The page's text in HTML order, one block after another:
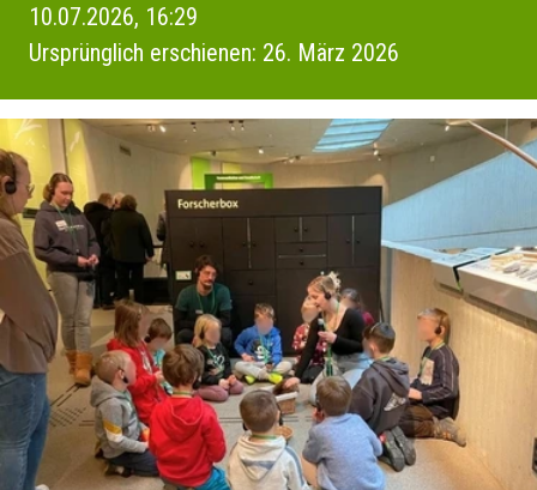
10.07.2026, 16:29
Ursprünglich erschienen: 26. März 2026